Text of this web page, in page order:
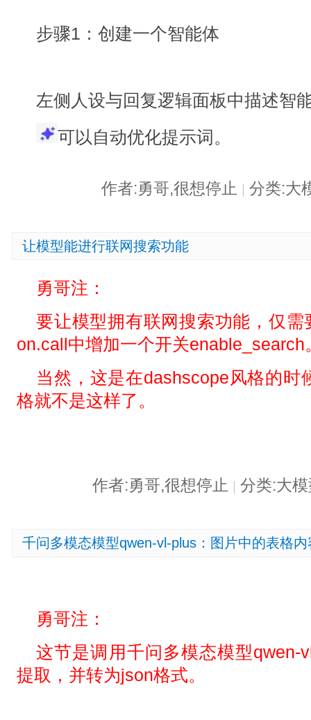
步骤1：创建一个智能体
左侧人设与回复逻辑面板中描述智
可以自动优化提示词。
作者:勇哥,很想停止 | 分类:大
让模型能进行联网搜索功能
勇哥注：
要让模型拥有联网搜索功能，仅需
on.call中增加一个开关enable_search
当然，这是在dashscope风格的时
格就不是这样了。
作者:勇哥,很想停止 分类:大
千问多模态模型qwen-vl-plus：图片中的表格
勇哥注：
这节是调用千问多模态模型qwen-
提取，并转为json格式。